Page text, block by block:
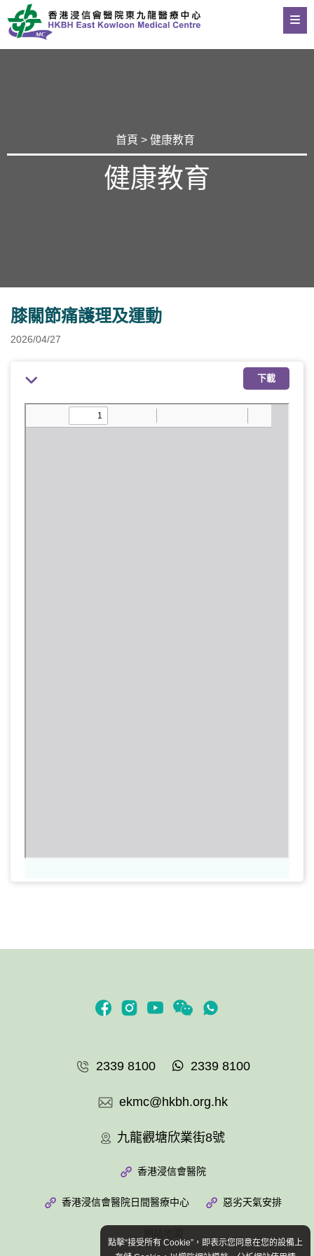
首頁 > 健康教育
健康教育
膝關節痛護理及運動
2026/04/27
下載
2339 8100 2339 8100
ekmc@hkbh.org.hk
九龍觀塘欣業街8號
香港浸信會醫院
香港浸信會醫院日間醫療中心 惡劣天氣安排
點擊“接受所有 Cookie”，即表示您同意在您的設備上